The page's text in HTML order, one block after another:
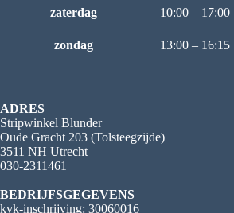
zaterdag 10:00 – 17:00
zondag 13:00 – 16:15
ADRES
Stripwinkel Blunder
Oude Gracht 203 (Tolsteegzijde)
3511 NH Utrecht
030-2311461
BEDRIJFSGEGEVENS
kvk-inschrijving: 30060016